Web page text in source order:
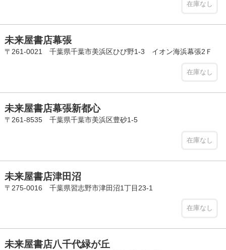
在庫なし
未来屋書店幕張
〒261-0021 千葉県千葉市美浜区ひび野1-3 イオン海浜幕張2Ｆ
在庫なし
未来屋書店幕張新都心
〒261-8535 千葉県千葉市美浜区豊砂1-5
在庫なし
未来屋書店津田沼
〒275-0016 千葉県習志野市津田沼1丁目23-1
在庫なし
未来屋書店八千代緑が丘